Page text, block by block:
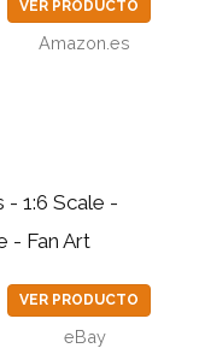
VER PRODUCTO
Amazon.es
1:6 Scale -
- Fan Art
VER PRODUCTO
eBay